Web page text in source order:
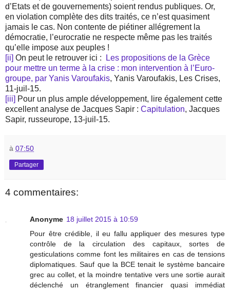
d’Etats et de gouvernements) soient rendus publiques. Or,
en violation complète des dits traités, ce n’est quasiment
jamais le cas. Non contente de piétiner allégrement la
démocratie, l’eurocratie ne respecte même pas les traités
qu’elle impose aux peuples !
[ii] On peut le retrouver ici :
Les propositions de la Grèce
pour mettre un terme à la crise : mon intervention à l’Euro-
groupe, par Yanis Varoufakis, Yanis Varoufakis, Les Crises,
11-juil-15.
[iii] Pour un plus ample développement, lire également cette
excellent analyse de Jacques Sapir : Capitulation, Jacques
Sapir, russeurope, 13-juil-15.
à 07:50
Partager
4 commentaires:
Anonyme 18 juillet 2015 à 10:59
Pour être crédible, il eu fallu appliquer des mesures type
contrôle de la circulation des capitaux, sortes de
gesticulations comme font les militaires en cas de tensions
diplomatiques. Sauf que la BCE tenait le système bancaire
grec au collet, et la moindre tentative vers une sortie aurait
déclenché un étranglement financier quasi immédiat